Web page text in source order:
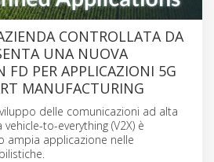
CONTROLLATA DA
UNA NUOVA
FD PER APPLICAZIONI 5G
MANUFACTURING
delle comunicazioni ad alta
to-everything (V2X) è
ampia applicazione nelle